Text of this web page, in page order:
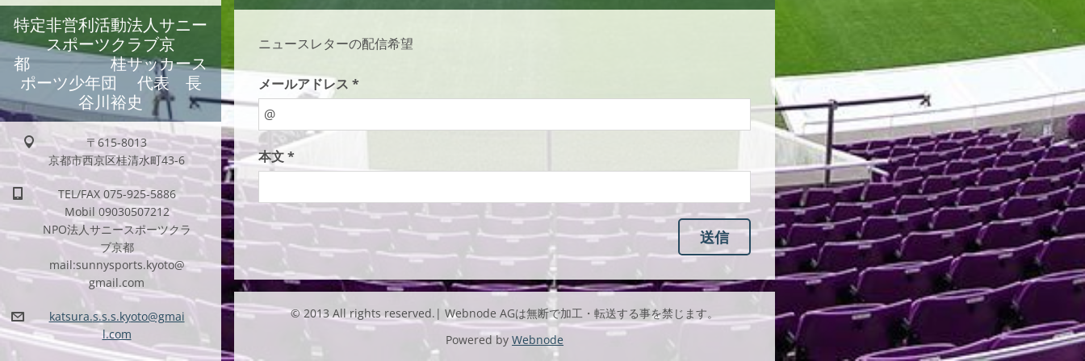
特定非営利活動法人サニー
スポーツクラブ京
都 桂サッカース
ポーツ少年団 代表 長
谷川裕史
〒615-8013
京都市西京区桂清水町43-6
TEL/FAX 075-925-5886
Mobil 09030507212
NPO法人サニースポーツクラ
ブ京都
mail:sunnysports.kyoto@
gmail.com
katsura.s.s.s.kyoto@gmai
l.com
ニュースレターの配信希望
メールアドレス *
本文 *
© 2013 All rights reserved.| Webnode AGは無断で加工・転送する事を禁じます。
Powered by Webnode